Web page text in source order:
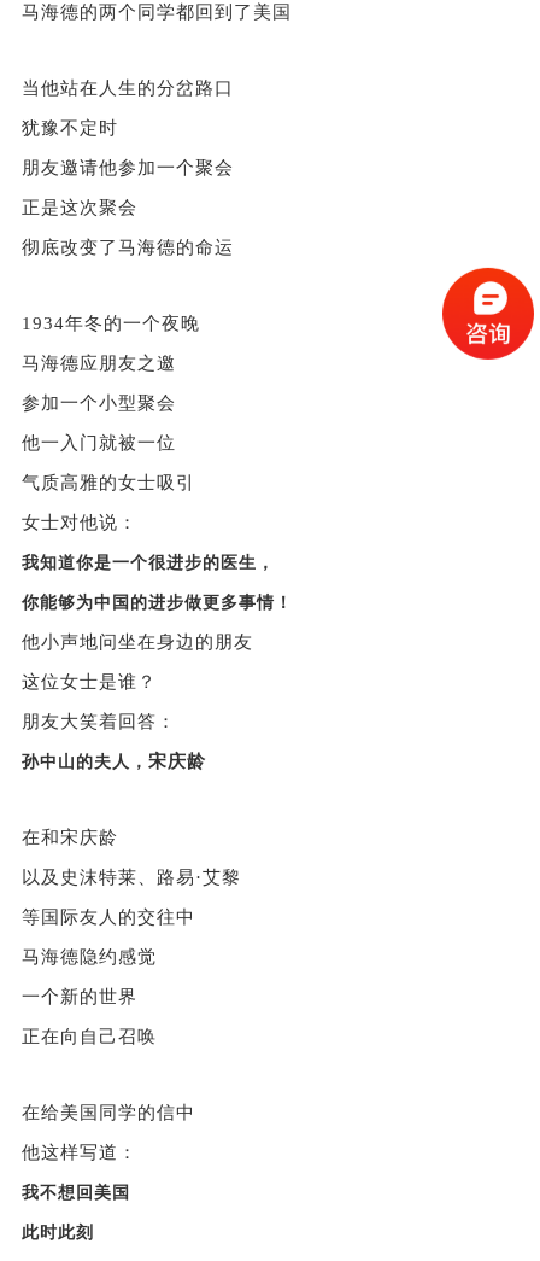
马海德的两个同学都回到了美国
当他站在人生的分岔路口
犹豫不定时
朋友邀请他参加一个聚会
正是这次聚会
彻底改变了马海德的命运
1934年冬的一个夜晚
马海德应朋友之邀
参加一个小型聚会
他一入门就被一位
气质高雅的女士吸引
女士对他说：
我知道你是一个很进步的医生，
你能够为中国的进步做更多事情！
他小声地问坐在身边的朋友
这位女士是谁？
朋友大笑着回答：
孙中山的夫人， 宋庆龄
在和宋庆龄
以及史沫特莱、路易·艾黎
等国际友人的交往中
马海德隐约感觉
一个新的世界
正在向自己召唤
在给美国同学的信中
他这样写道：
我不想回美国
此时此刻